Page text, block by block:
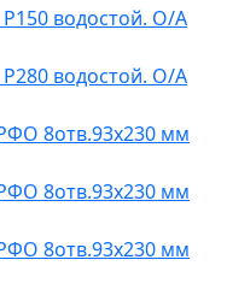
водостой. О/А
водостой. О/А
8отв.93х230 мм
8отв.93х230 мм
8отв.93х230 мм